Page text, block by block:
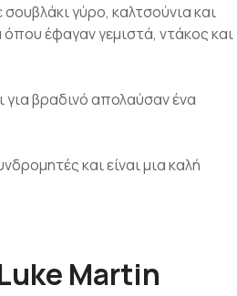
γύρο, καλτσούνια και
έφαγαν γεμιστά, ντάκος και
βραδινό απολαύσαν ένα
και είναι μια καλή
Martin